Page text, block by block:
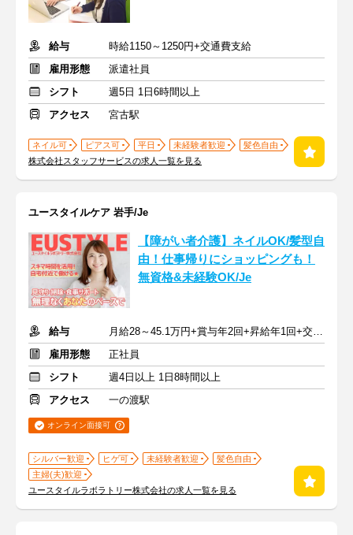
給与
時給1150～1250円+交通費支給
雇用形態
派遣社員
シフト
週5日 1日6時間以上
アクセス
宮古駅
ネイル可 ピアス可 平日 未経験者歓迎
髪色自由
株式会社スタッフサービスの求人一覧を見る
ユースタイルケア 岩手/Je
【障がい者介護】ネイルOK/髪型自
由！仕事帰りにショッピングも！
無資格&未経験OK/Je
給与
月給28～45.1万円+賞与年2回+昇給年1回+交通費全額
雇用形態
正社員
シフト
週4日以上 1日8時間以上
アクセス
一の渡駅
オンライン面接可
シルバー歓迎 ヒゲ可 未経験者歓迎
髪色自由
主婦(夫)歓迎
ユースタイルラボラトリー株式会社の求人一覧を見る